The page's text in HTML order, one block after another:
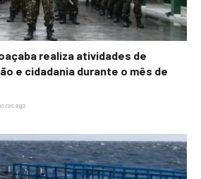
realiza atividades de
e cidadania durante o mês de
ago